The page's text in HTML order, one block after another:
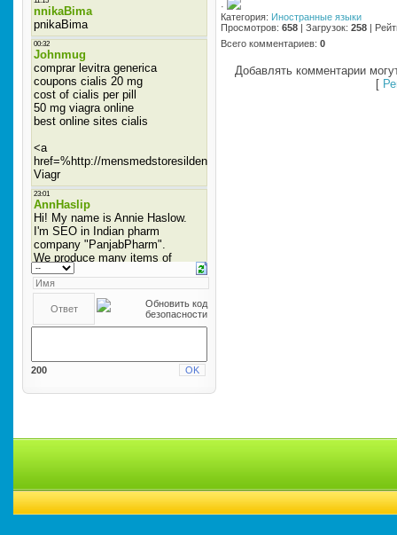
200
·
Категория: Иностранные языки
Просмотров: 658 | Загрузок: 258 |
Всего комментариев: 0
Добавлять комментарии
[